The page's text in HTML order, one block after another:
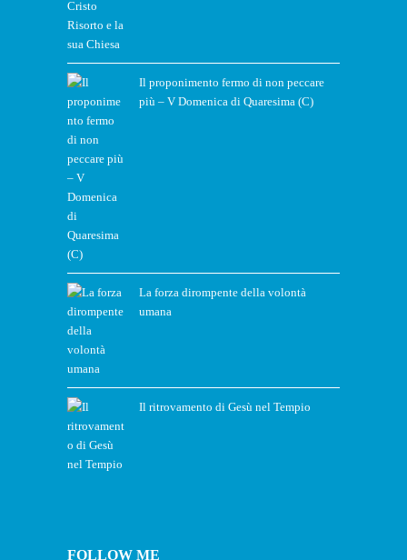
Il proponimento fermo di non peccare
più – V Domenica di Quaresima (C)
La forza dirompente della volontà
umana
Il ritrovamento di Gesù nel Tempio
FOLLOW ME